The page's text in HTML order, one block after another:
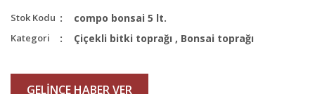
Stok Kodu compo bonsai 5 lt.
Kategori Çiçekli bitki toprağı , Bonsai toprağı
GELİNCE HABER VER